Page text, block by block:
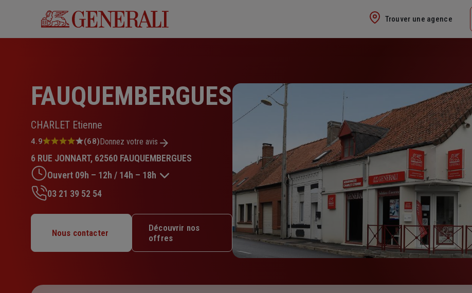
Trouver une agence
FAUQUEMBERGUES
CHARLET Etienne
Note
4.9
sur
5
étoiles
4.9 (68)Donnez votre avis
6 RUE JONNART, 62560 FAUQUEMBERGUES
Ouvert 09h – 12h / 14h – 18h
Mardi : 09h – 12h / 14h – 18h
Mercredi : 09h – 12h / 14h – 18h
03 21 39 52 54
Nous contacter
Découvrir nos
offres